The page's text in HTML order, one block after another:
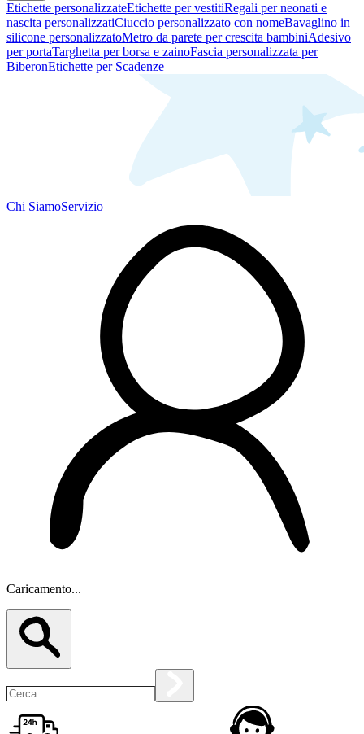
Etichette personalizzateEtichette per vestitiRegali per neonati e
nascita personalizzatiCiuccio personalizzato con nomeBavaglino in
silicone personalizzatoMetro da parete per crescita bambiniAdesivo
per portaTarghetta per borsa e zainoFascia personalizzata per
BiberonEtichette per Scadenze
Chi SiamoServizio
Caricamento...